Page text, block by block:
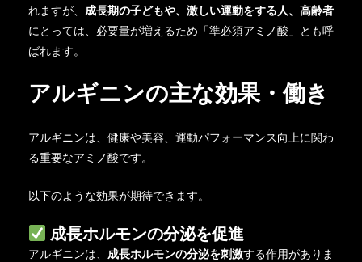
れますが、 成長期の子どもや、激しい運動をする人、高齢者
にとっては、必要量が増えるため「準必須アミノ酸」とも呼
ばれます。
アルギニンの主な効果・働き
アルギニンは、健康や美容、運動パフォーマンス向上に関わ
る重要なアミノ酸です。
以下のような効果が期待できます。
成長ホルモンの分泌を促進
アルギニンは、 成長ホルモンの分泌を刺激する作用がありま